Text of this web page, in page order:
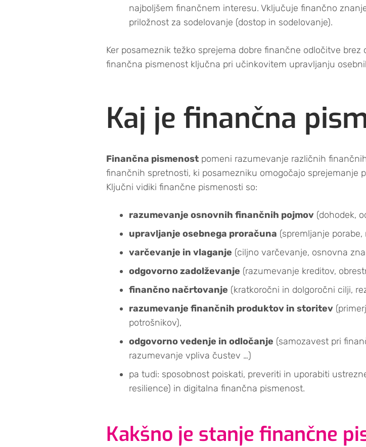
najboljšem finančnem interesu. Vključuje finančno
priložnost za sodelovanje (dostop in sodelovanje).
Ker posameznik težko sprejema dobre finančne odločitve
finančna pismenost ključna pri učinkovitem upravljanju
Kaj je finančna
Finančna pismenost pomeni razumevanje različnih
finančnih spretnosti, ki posamezniku omogočajo sprejemanje
Ključni vidiki finančne pismenosti so:
razumevanje osnovnih finančnih pojmov (dohodek,
upravljanje osebnega proračuna (spremljanje
varčevanje in vlaganje (ciljno varčevanje, osnovna
odgovorno zadolževanje (razumevanje kreditov,
finančno načrtovanje (kratkoročni in dolgoročni cilji,
razumevanje finančnih produktov in storitev
potrošnikov),
odgovorno vedenje in odločanje (samozavest pri
razumevanje vpliva čustev …)
pa tudi: sposobnost poiskati, preveriti in uporabiti
resilience) in digitalna finančna pismenost.
Kakšno je stanje finančne